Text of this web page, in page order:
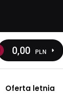
0,00 PLN
Oferta letnia